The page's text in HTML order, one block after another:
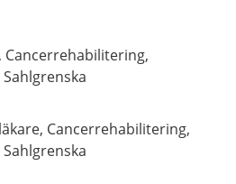
Cancerrehabilitering,
Cancerrehabilitering,